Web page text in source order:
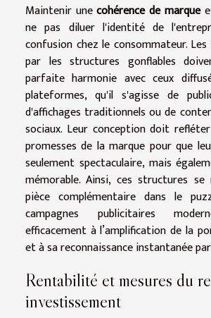
Maintenir unecohérence de marque
ne pas diluer l'identité de
confusion chez le consommateur. Les
par les structures gonflables
parfaite harmonie avec ceux
plateformes, qu'il s'agisse de
d'affichages traditionnels ou de
sociaux. Leur conception doit
promesses de la marque pour que
seulement spectaculaire, mais
mémorable. Ainsi, ces structures
pièce complémentaire dans le
campagnes publicitaires
efficacement à l’amplification de la
et à sa reconnaissance instantanée
Rentabilité et mesures du
investissement